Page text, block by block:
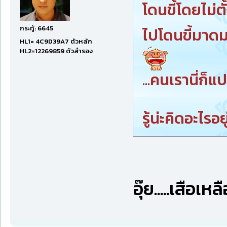
กระทู้: 6645
HL1= 4C9D39A7 ตัวหลัก
HL2=12269859 ตัวสำรอง
โดนขี้โดยไม่
ไปโดนขี้มาด
...คนเรานี่ก็
รู้น่ะคิดอะไร
อุ๊ย.....เสือเ